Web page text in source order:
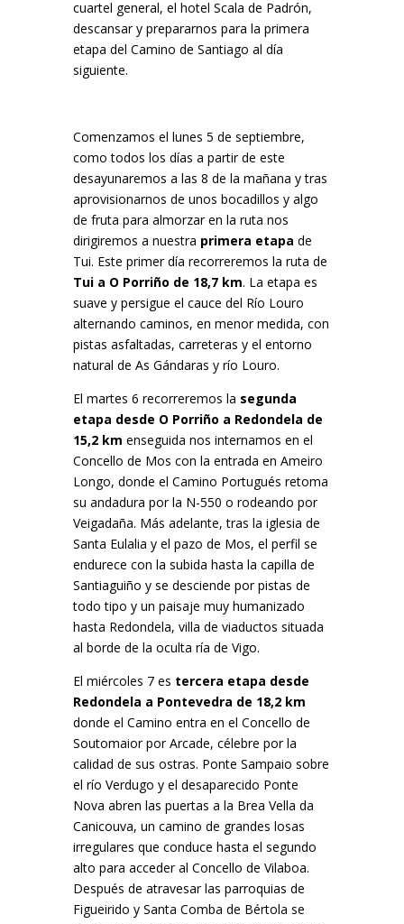
cuartel general, el hotel Scala de Padrón,
descansar y prepararnos para la primera
etapa del Camino de Santiago al día
siguiente.
Comenzamos el lunes 5 de septiembre,
como todos los días a partir de este
desayunaremos a las 8 de la mañana y tras
aprovisionarnos de unos bocadillos y algo
de fruta para almorzar en la ruta nos
dirigiremos a nuestra primera etapa de
Tui. Este primer día recorreremos la ruta de
Tui a O Porriño de 18,7 km. La etapa es
suave y persigue el cauce del Río Louro
alternando caminos, en menor medida, con
pistas asfaltadas, carreteras y el entorno
natural de As Gándaras y río Louro.
El martes 6 recorreremos la segunda
etapa desde O Porriño a Redondela de
15,2 km enseguida nos internamos en el
Concello de Mos con la entrada en Ameiro
Longo, donde el Camino Portugués retoma
su andadura por la N-550 o rodeando por
Veigadaña. Más adelante, tras la iglesia de
Santa Eulalia y el pazo de Mos, el perfil se
endurece con la subida hasta la capilla de
Santiaguiño y se desciende por pistas de
todo tipo y un paisaje muy humanizado
hasta Redondela, villa de viaductos situada
al borde de la oculta ría de Vigo.
El miércoles 7 es tercera etapa desde
Redondela a Pontevedra de 18,2 km
donde el Camino entra en el Concello de
Soutomaior por Arcade, célebre por la
calidad de sus ostras. Ponte Sampaio sobre
el río Verdugo y el desaparecido Ponte
Nova abren las puertas a la Brea Vella da
Canicouva, un camino de grandes losas
irregulares que conduce hasta el segundo
alto para acceder al Concello de Vilaboa.
Después de atravesar las parroquias de
Figueirido y Santa Comba de Bértola se